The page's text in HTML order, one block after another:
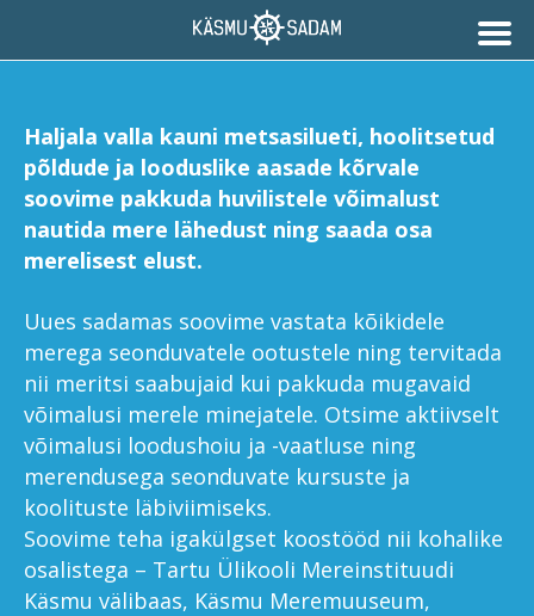
Haljala valla kauni metsasilueti, hoolitsetud
põldude ja looduslike aasade kõrvale
soovime pakkuda huvilistele võimalust
nautida mere lähedust ning saada osa
merelisest elust.
Uues sadamas soovime vastata kõikidele
merega seonduvatele ootustele ning tervitada
nii meritsi saabujaid kui pakkuda mugavaid
võimalusi merele minejatele. Otsime aktiivselt
võimalusi loodushoiu ja -vaatluse ning
merendusega seonduvate kursuste ja
koolituste läbiviimiseks.
Soovime teha igakülgset koostööd nii kohalike
osalistega – Tartu Ülikooli Mereinstituudi
Käsmu välibaas, Käsmu Meremuuseum,